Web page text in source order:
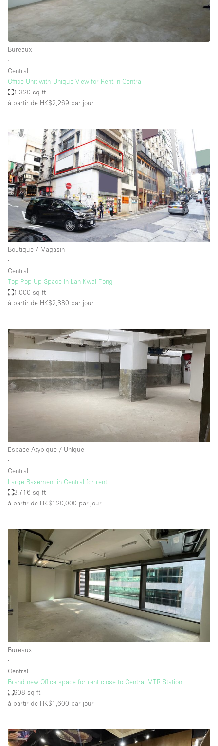
Bureaux
∙
Central
Office Unit with Unique View for Rent in Central
1,320 sq ft
à partir de HK$2,269 par jour
Boutique / Magasin
∙
Central
Top Pop-Up Space in Lan Kwai Fong
1,000 sq ft
à partir de HK$2,380 par jour
Espace Atypique / Unique
∙
Central
Large Basement in Central for rent
3,716 sq ft
à partir de HK$120,000 par jour
Bureaux
∙
Central
Brand new Office space for rent close to Central MTR Station
908 sq ft
à partir de HK$1,600 par jour